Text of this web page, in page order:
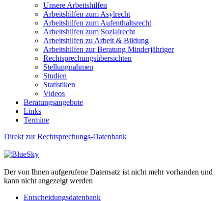
Unsere Arbeitshilfen
Arbeitshilfen zum Asylrecht
Arbeitshilfen zum Aufenthaltsrecht
Arbeitshilfen zum Sozialrecht
Arbeitshilfen zu Arbeit & Bildung
Arbeitshilfen zur Beratung Minderjähriger
Rechtsprechungsübersichten
Stellungnahmen
Studien
Statistiken
Videos
Beratungsangebote
Links
Termine
Direkt zur Rechtsprechungs-Datenbank
Der von Ihnen aufgerufene Datensatz ist nicht mehr vorhanden und
kann nicht angezeigt werden
Entscheidungsdatenbank